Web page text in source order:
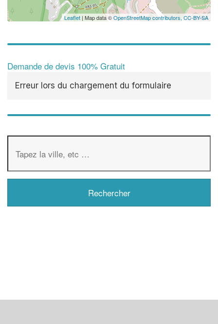
Leaflet | Map data ©OpenStreetMap contributors,CC-BY-SA
Demande de devis 100% Gratuit
Erreur lors du chargement du formulaire